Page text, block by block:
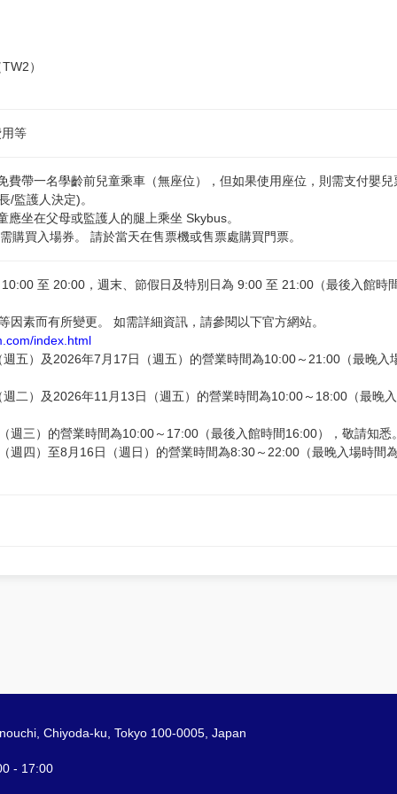
）
等
費帶一名學齡前兒童乘車（無座位），但如果使用座位，則需支付嬰兒
/監護人決定)。
坐在父母或監護人的腿上乘坐 Skybus。
購買入場券。 請於當天在售票機或售票處購買門票。
至 20:00，週末、節假日及特別日為 9:00 至 21:00（最後入館時
因素而有所變更。 如需詳細資訊，請參閱以下官方網站。
index.html
五）及2026年7月17日（週五）的營業時間為10:00～21:00（最晚入
二）及2026年11月13日（週五）的營業時間為10:00～18:00（最晚
週三）的營業時間為10:00～17:00（最後入館時間16:00），敬請知悉
週四）至8月16日（週日）的營業時間為8:30～22:00（最晚入場時間
Chiyoda-ku, Tokyo 100-0005, Japan
- 17:00